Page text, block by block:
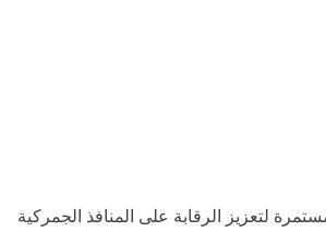
لتعزيز الرقابة على المنافذ الجمركية